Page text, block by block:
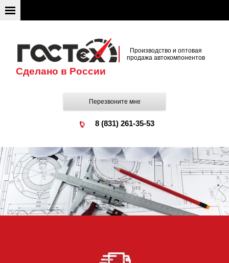
Сделано в России
Производство и оптовая
продажа автокомпонентов
Перезвоните мне
8 (831) 261-35-53